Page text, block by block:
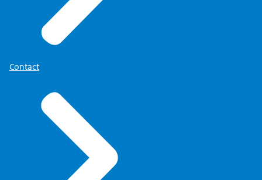
Contact